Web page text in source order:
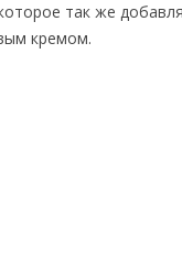
так же
кремом.